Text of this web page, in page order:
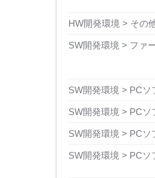
HW開発環境 > その
SW開発環境 > ファ
SW開発環境 > PCソ
SW開発環境 > PCソ
SW開発環境 > PCソ
SW開発環境 > PCソ